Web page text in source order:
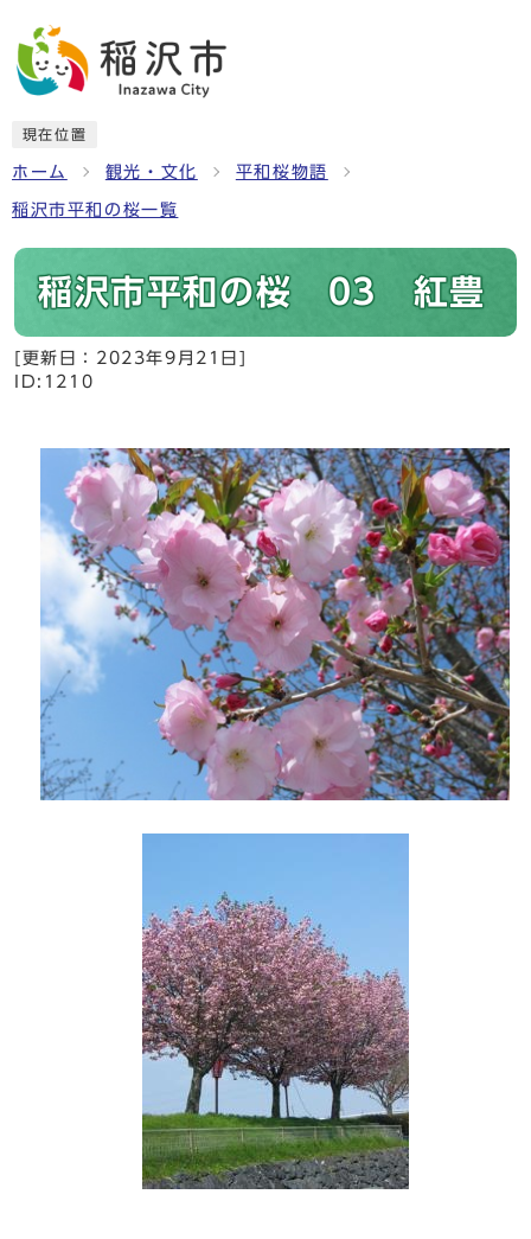
現在位置
ホーム 観光・文化 平和桜物語
稲沢市平和の桜一覧
稲沢市平和の桜 03 紅豊
[更新日： 2023年9月21日
ID:1210